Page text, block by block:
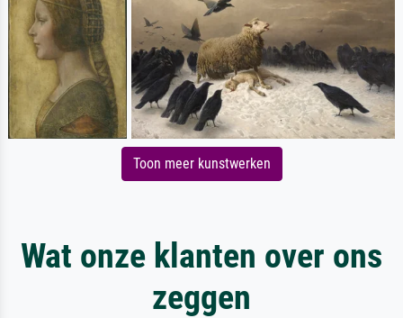
Toon meer kunstwerken
Wat onze klanten over ons
zeggen